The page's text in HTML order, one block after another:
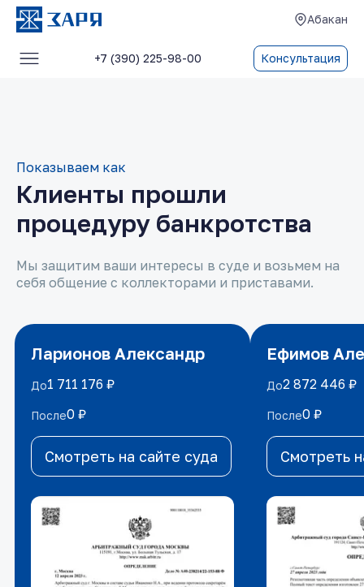
Абакан
+7 (390) 225-98-00 Консультация
Блог
Отзывы
Контакты
Показываем как
Клиенты прошли
процедуру банкротства
Мы защитим ваши интересы в суде и возьмем на
себя общение с коллекторами и приставами.
Ларионов Александр
До1 711 176 ₽
После0 ₽
Смотреть на сайте суда
Ефимов
До2 872 446 ₽
После0 ₽
Смотреть
Ларионов Александр
До1 711 176 ₽
После0 ₽
Смотреть на сайте суда
Ефимов
До2 872 446 ₽
После0 ₽
Смотреть